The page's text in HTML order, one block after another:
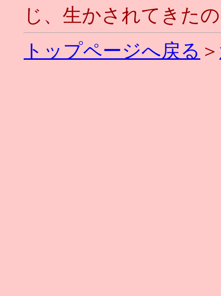
じ、生かされてきた
トップページへ戻る ＞